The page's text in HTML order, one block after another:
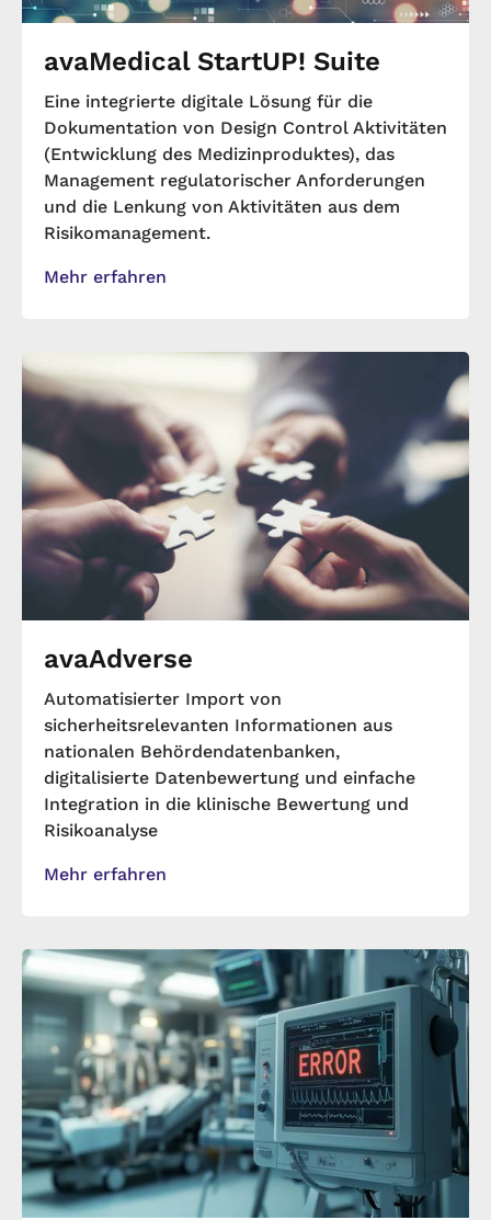
avaMedical StartUP! Suite
Eine integrierte digitale Lösung für die
Dokumentation von Design Control Aktivitäten
(Entwicklung des Medizinproduktes), das
Management regulatorischer Anforderungen
und die Lenkung von Aktivitäten aus dem
Risikomanagement.
Mehr erfahren
avaAdverse
Automatisierter Import von
sicherheitsrelevanten Informationen aus
nationalen Behördendatenbanken,
digitalisierte Datenbewertung und einfache
Integration in die klinische Bewertung und
Risikoanalyse
Mehr erfahren